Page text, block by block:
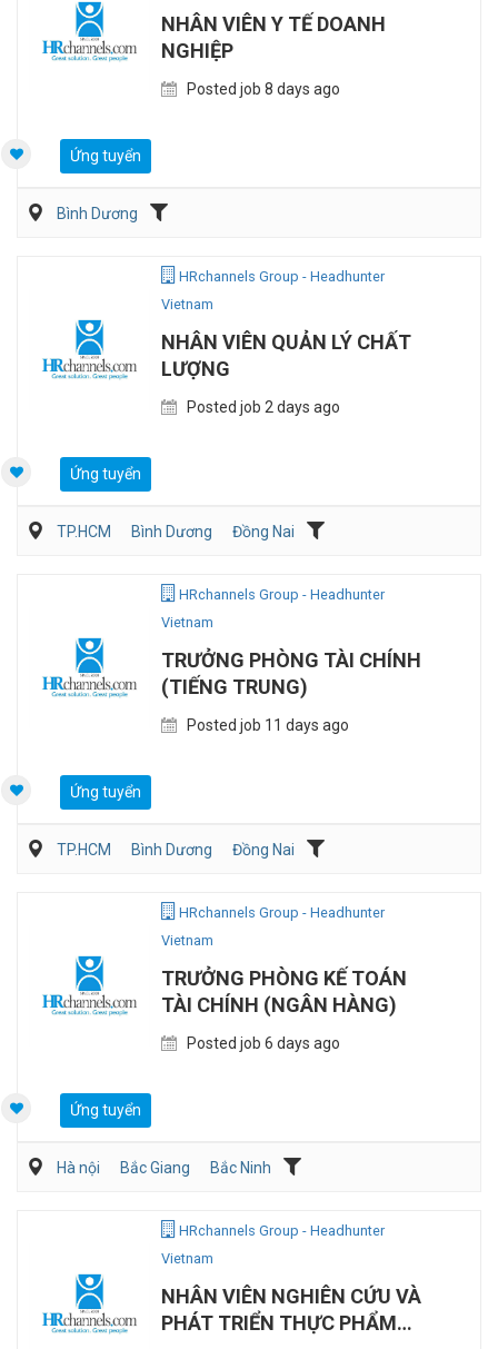
NHÂN VIÊN Y TẾ DOANH
NGHIỆP
Posted job 8 days ago
Ứng tuyển
Bình Dương
HRchannels Group - Headhunter
Vietnam
NHÂN VIÊN QUẢN LÝ CHẤT
LƯỢNG
Posted job 2 days ago
Ứng tuyển
TP.HCM Bình Dương
Đồng Nai
HRchannels Group - Headhunter
Vietnam
TRƯỞNG PHÒNG TÀI CHÍNH
(TIẾNG TRUNG)
Posted job 11 days ago
Ứng tuyển
TP.HCM Bình Dương
Đồng Nai
HRchannels Group - Headhunter
Vietnam
TRƯỞNG PHÒNG KẾ TOÁN
TÀI CHÍNH (NGÂN HÀNG)
Posted job 6 days ago
Ứng tuyển
Hà nội Bắc Giang
Bắc Ninh
HRchannels Group - Headhunter
Vietnam
NHÂN VIÊN NGHIÊN CỨU VÀ
PHÁT TRIỂN THỰC PHẨM